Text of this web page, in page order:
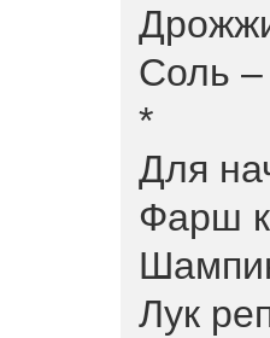
Соль –
*
Для
Фарш
Лук